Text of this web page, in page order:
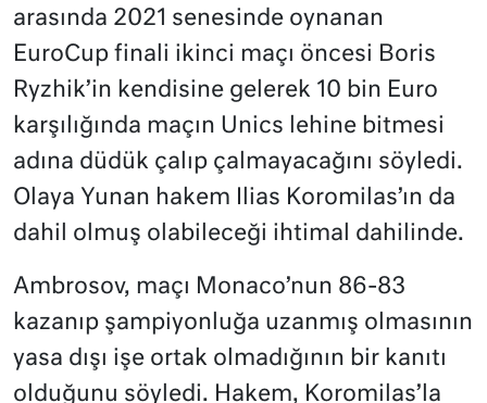
arasında 2021 senesinde oynanan
EuroCup finali ikinci maçı öncesi Boris
Ryzhik’in kendisine gelerek 10 bin Euro
karşılığında maçın Unics lehine bitmesi
adına düdük çalıp çalmayacağını söyledi.
Olaya Yunan hakem Ilias Koromilas’ın da
dahil olmuş olabileceği ihtimal dahilinde.
Ambrosov, maçı Monaco’nun 86-83
kazanıp şampiyonluğa uzanmış olmasının
yasa dışı işe ortak olmadığının bir kanıtı
olduğunu söyledi. Hakem, Koromilas’la